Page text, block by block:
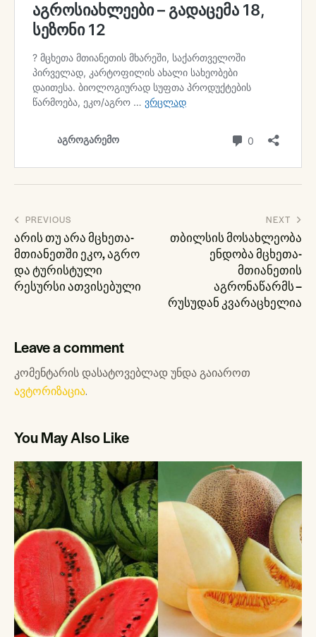
პოსტის
ნავიგაცია
PREVIOUS
არის თუ არა მცხეთა-
მთიანეთში ეკო, აგრო
და ტურისტული
რესურსი ათვისებული
NEXT
თბილსის მოსახლეობა
ენდობა მცხეთა-
მთიანეთის
აგრონაწარმს –
რუსუდან კვარაცხელია
Leave a comment
კომენტარის დასატოვებლად უნდა გაიაროთ
ავტორიზაცია.
You May Also Like